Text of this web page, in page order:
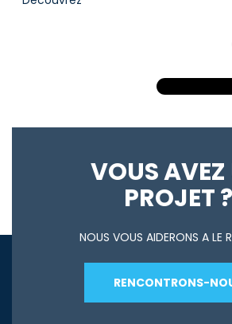
VOUS AVEZ
PROJET ?
NOUS VOUS AIDERONS A LE
RENCONTRONS-